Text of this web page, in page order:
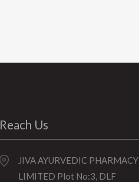
Reach Us
JIVA AYURVEDIC PHARMACY
LIMITED Plot No:3, DLF